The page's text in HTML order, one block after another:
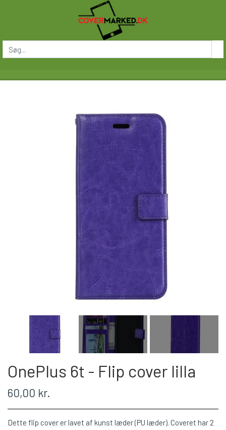
OnePlus 6t - Flip cover lilla
60,00 kr.
Dette flip cover er lavet af kunst læder (PU læder). Coveret har 2